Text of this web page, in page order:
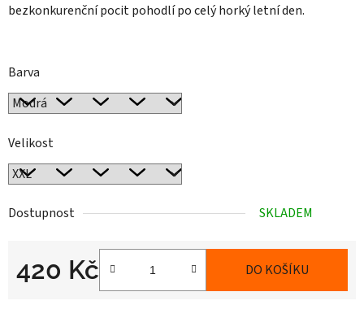
bezkonkurenční pocit pohodlí po celý horký letní den.
Barva
Velikost
Dostupnost SKLADEM
420 Kč DO KOŠÍKU